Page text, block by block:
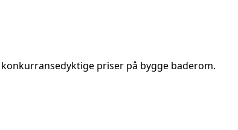
priser på bygge baderom.